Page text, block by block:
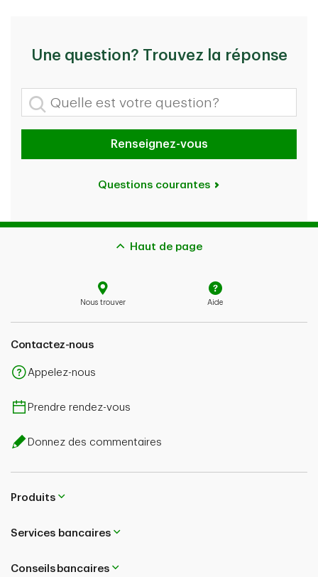
Une question? Trouvez la réponse
Quelle est votre question?
Renseignez-vous
Questions courantes
Haut de page
Nous trouver Aide
Contactez-nous
Appelez-nous
Prendre rendez-vous
Donnez des commentaires
Produits
Services bancaires
Conseils bancaires